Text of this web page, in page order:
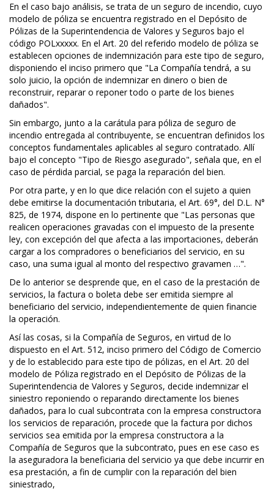
En el caso bajo análisis, se trata de un seguro de incendio, cuyo
modelo de póliza se encuentra registrado en el Depósito de
Pólizas de la Superintendencia de Valores y Seguros bajo el
código POLxxxxx. En el Art. 20 del referido modelo de póliza se
establecen opciones de indemnización para este tipo de seguro,
disponiendo el inciso primero que "La Compañía tendrá, a su
solo juicio, la opción de indemnizar en dinero o bien de
reconstruir, reparar o reponer todo o parte de los bienes
dañados".
Sin embargo, junto a la carátula para póliza de seguro de
incendio entregada al contribuyente, se encuentran definidos los
conceptos fundamentales aplicables al seguro contratado. Allí
bajo el concepto "Tipo de Riesgo asegurado", señala que, en el
caso de pérdida parcial, se paga la reparación del bien.
Por otra parte, y en lo que dice relación con el sujeto a quien
debe emitirse la documentación tributaria, el Art. 69°, del D.L. N°
825, de 1974, dispone en lo pertinente que "Las personas que
realicen operaciones gravadas con el impuesto de la presente
ley, con excepción del que afecta a las importaciones, deberán
cargar a los compradores o beneficiarios del servicio, en su
caso, una suma igual al monto del respectivo gravamen …".
De lo anterior se desprende que, en el caso de la prestación de
servicios, la factura o boleta debe ser emitida siempre al
beneficiario del servicio, independientemente de quien financie
la operación.
Así las cosas, si la Compañía de Seguros, en virtud de lo
dispuesto en el Art. 512, inciso primero del Código de Comercio
y de lo establecido para este tipo de pólizas, en el Art. 20 del
modelo de Póliza registrado en el Depósito de Pólizas de la
Superintendencia de Valores y Seguros, decide indemnizar el
siniestro reponiendo o reparando directamente los bienes
dañados, para lo cual subcontrata con la empresa constructora
los servicios de reparación, procede que la factura por dichos
servicios sea emitida por la empresa constructora a la
Compañía de Seguros que la subcontrato, pues en ese caso es
la aseguradora la beneficiaria del servicio ya que debe incurrir en
esa prestación, a fin de cumplir con la reparación del bien
siniestrado,